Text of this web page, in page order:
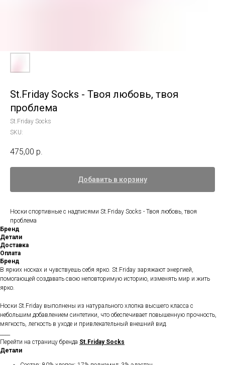
St.Friday Socks - Твоя любовь, твоя
проблема
St.Friday Socks
SKU:
475,00 р.
Добавить в корзину
Носки спортивные с надписями St.Friday Socks - Твоя любовь, твоя
проблема
Бренд
Детали
Доставка
Оплата
Бренд
В ярких носках и чувствуешь себя ярко. St.Friday заряжают энергией,
помогающей создавать свою неповторимую историю, изменять мир и жить
ярко.
Носки St.Friday выполнены из натурального хлопка высшего класса с
небольшим добавлением синтетики, что обеспечивает повышенную прочность,
мягкость, легкость в уходе и привлекательный внешний вид.
Перейти на страницу бренда St.Friday Socks
Детали